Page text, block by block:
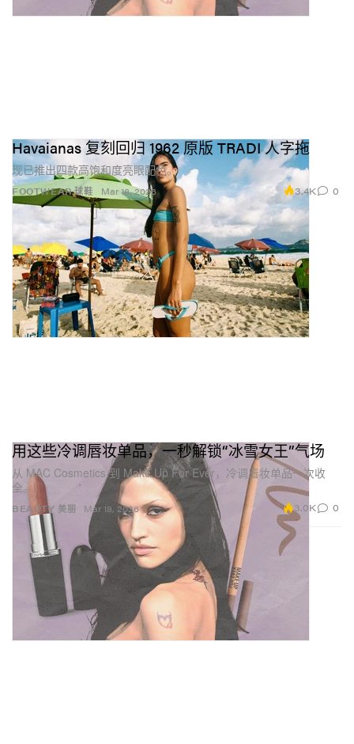
FOOTWEAR 球鞋
Havaianas 复刻回归 1962 原版 TRADI 人字拖
现已推出四款高饱和度亮眼配色。
Mar 18, 2026 3.4K 0
BEAUTY 美丽
用这些冷调唇妆单品，一秒解锁“冰雪女王”气场
从 MAC Cosmetics 到 Make Up For Ever，冷调唇妆单品一次收
全。
Mar 18, 2026 3.0K 0